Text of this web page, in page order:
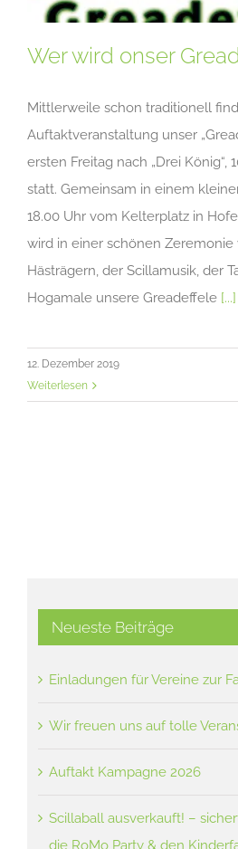
Wer wird onser
Mittlerweile schon traditionell
Auftaktveranstaltung unser
ersten Freitag nach „Drei König“,
statt. Gemeinsam in einem
18.00 Uhr vom Kelterplatz in
wird in einer schönen Zeremonie
Hästrägern, der Scillamusik, der
Hogamale unsere Greadeffele [...]
12. Dezember 2019
Weiterlesen
Neueste Beiträge
Einladungen für Vereine zur
Wir freuen uns auf tolle
Auftakt Kampagne 2026
Scillaball ausverkauft! –
die RoMo Party & den